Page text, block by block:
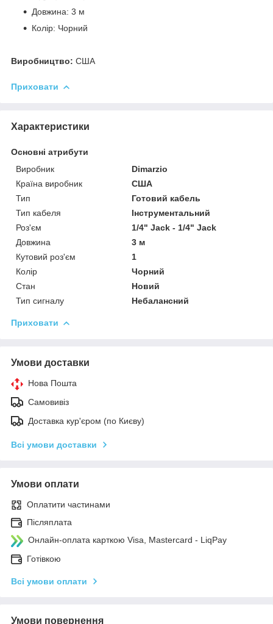
Довжина: 3 м
Колір: Чорний
Виробництво: США
Приховати
Характеристики
Основні атрибути
Виробник
Dimarzio
Країна виробник
США
Тип
Готовий кабель
Тип кабеля
Інструментальний
Роз'єм
1/4" Jack - 1/4" Jack
Довжина
3 м
Кутовий роз'єм
1
Колір
Чорний
Стан
Новий
Тип сигналу
Небалансний
Приховати
Умови доставки
Нова Пошта
Самовивіз
Доставка кур'єром (по Києву)
Всі умови доставки
Умови оплати
Оплатити частинами
Післяплата
Онлайн-оплата карткою Visa, Mastercard - LiqPay
Готівкою
Всі умови оплати
Умови повернення